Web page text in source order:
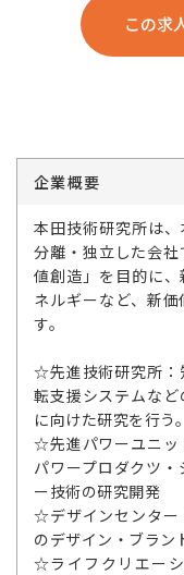
この求
企業概要
本田技術研究所は
分離・独立した会
値創造」を目的に
ネルギーなど、新
す。
☆先進技術研究所：
転支援システムな
に向けた研究を行う。
☆先進パワーユニッ
パワープロダクツ
ー技術の研究開発
☆デザインセンター
のデザイン・ブラン
☆ライフクリエー